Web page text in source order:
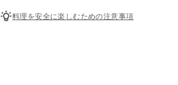
料理を安全に楽しむための注意事項